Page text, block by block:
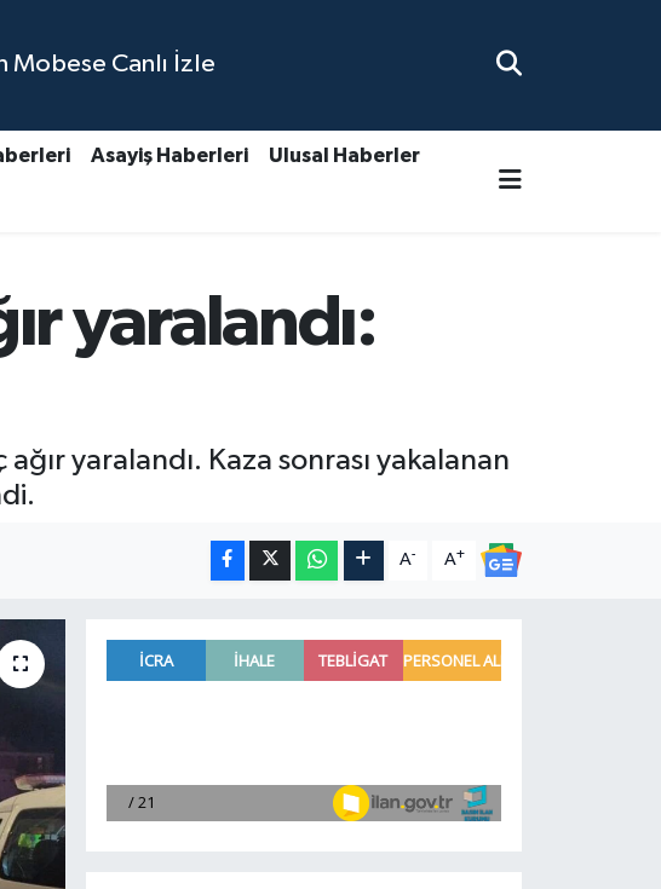
Mobese Canlı İzle
Asayiş Haberleri Ulusal Haberler
yaralandı:
yaralandı. Kaza sonrası yakalanan
A- A+